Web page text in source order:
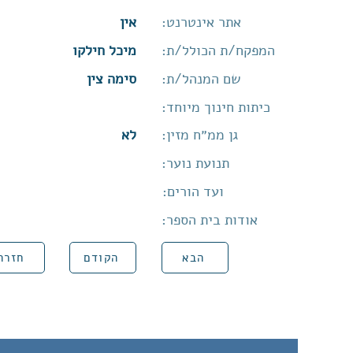
אין
מיכל חילקו
סימה צין
לא גן ממ״ח מזין:
אתר אינטרנט:
המפקח/ת הכולל/ת:
שם המנהל/ת:
כיתות חינוך מיוחד:
תנועת נוער:
ועד הורים:
אודות בית הספר:
הבא הקודם